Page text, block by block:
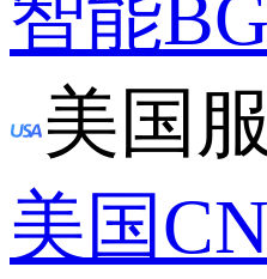
智能
美国
美国